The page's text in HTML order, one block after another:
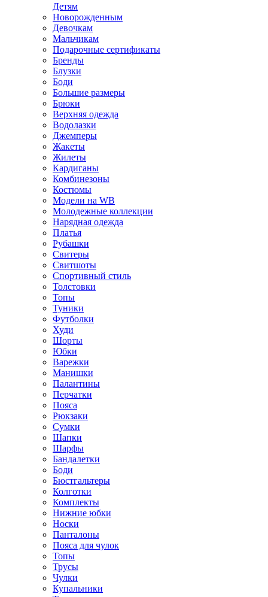
Детям
Новорожденным
Девочкам
Мальчикам
Подарочные сертификаты
Бренды
Блузки
Боди
Большие размеры
Брюки
Верхняя одежда
Водолазки
Джемперы
Жакеты
Жилеты
Кардиганы
Комбинезоны
Костюмы
Модели на WB
Молодежные коллекции
Нарядная одежда
Платья
Рубашки
Свитеры
Свитшоты
Спортивный стиль
Толстовки
Топы
Туники
Футболки
Худи
Шорты
Юбки
Варежки
Манишки
Палантины
Перчатки
Пояса
Рюкзаки
Сумки
Шапки
Шарфы
Бандалетки
Боди
Бюстгальтеры
Колготки
Комплекты
Нижние юбки
Носки
Панталоны
Поясa для чулок
Топы
Трусы
Чулки
Купальники